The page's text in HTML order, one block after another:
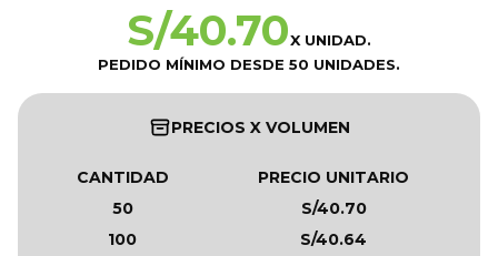
S/40.70X UNIDAD.
PEDIDO MÍNIMO DESDE 50 UNIDADES.
PRECIOS X VOLUMEN
CANTIDAD
PRECIO UNITARIO
50
S/40.70
100
S/40.64